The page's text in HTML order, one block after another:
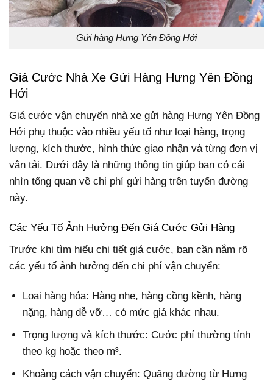
Gửi hàng Hưng Yên Đồng Hới
Giá Cước Nhà Xe Gửi Hàng Hưng Yên Đồng
Hới
Giá cước vận chuyển nhà xe gửi hàng Hưng Yên Đồng
Hới phụ thuộc vào nhiều yếu tố như loại hàng, trọng
lượng, kích thước, hình thức giao nhận và từng đơn vị
vận tải. Dưới đây là những thông tin giúp bạn có cái
nhìn tổng quan về chi phí gửi hàng trên tuyến đường
này.
Các Yếu Tố Ảnh Hưởng Đến Giá Cước Gửi Hàng
Trước khi tìm hiểu chi tiết giá cước, bạn cần nắm rõ
các yếu tố ảnh hưởng đến chi phí vận chuyển:
Loại hàng hóa: Hàng nhẹ, hàng cồng kềnh, hàng
nặng, hàng dễ vỡ… có mức giá khác nhau.
Trọng lượng và kích thước: Cước phí thường tính
theo kg hoặc theo m³.
Khoảng cách vận chuyển: Quãng đường từ Hưng